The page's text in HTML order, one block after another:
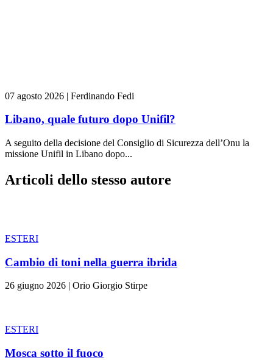
07 agosto 2026 | Ferdinando Fedi
Libano, quale futuro dopo Unifil?
A seguito della decisione del Consiglio di Sicurezza dell’Onu la
missione Unifil in Libano dopo...
Articoli dello stesso autore
ESTERI
Cambio di toni nella guerra ibrida
26 giugno 2026 | Orio Giorgio Stirpe
ESTERI
Mosca sotto il fuoco